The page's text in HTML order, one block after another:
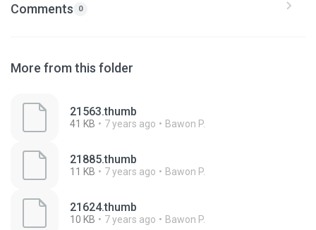
Comments 0
More from this folder
21563.thumb
41 KB 7 years ago Bawon P.
21885.thumb
11 KB 7 years ago Bawon P.
21624.thumb
10 KB 7 years ago Bawon P.